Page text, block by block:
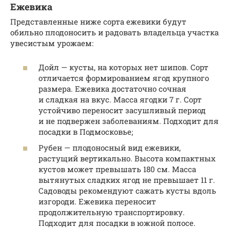
Ежевика
Представленные ниже сорта ежевики будут
обильно плодоносить и радовать владельца участка
увесистым урожаем:
Дойл — кусты, на которых нет шипов. Сорт
отличается формированием ягод крупного
размера. Ежевика достаточно сочная
и сладкая на вкус. Масса ягодки 7 г. Сорт
устойчиво переносит засушливый период
и не подвержен заболеваниям. Подходит для
посадки в Подмосковье;
Рубен — плодоносный вид ежевики,
растущий вертикально. Высота компактных
кустов может превышать 180 см. Масса
вытянутых сладких ягод не превышает 11 г.
Садоводы рекомендуют сажать кусты вдоль
изгороди. Ежевика переносит
продолжительную транспортировку.
Подходит для посадки в южной полосе.